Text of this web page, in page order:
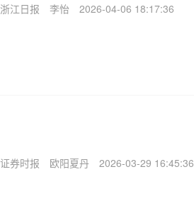
浙江日报 李怡 2026-04-06 18:17:36
证券时报 欧阳夏丹 2026-03-29 16:45:36